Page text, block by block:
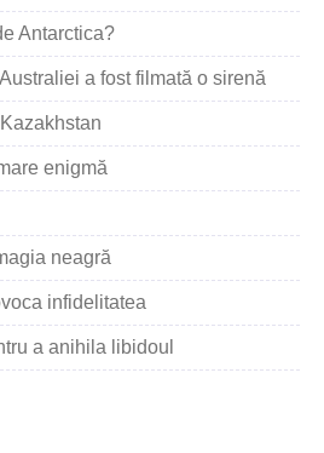
Antarctica?
a fost filmată o sirenă
enigmă
neagră
infidelitatea
a anihila libidoul